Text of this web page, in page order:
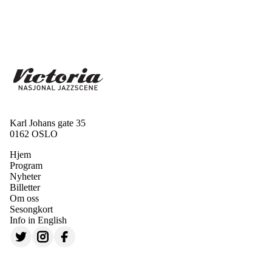
Karl Johans gate 35
0162 OSLO
Hjem
Program
Nyheter
Billetter
Om oss
Sesongkort
Info in English